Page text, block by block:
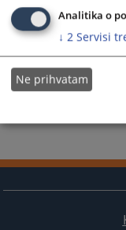
Analitika o
↓ 2 Servisi
Ne prihvatam